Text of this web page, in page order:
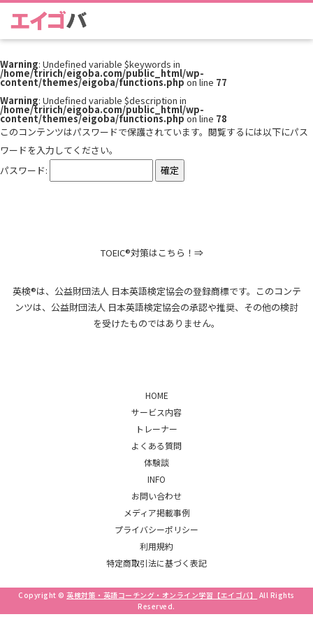
Warning: Undefined variable $keywords in
/home/tririch/eigoba.com/public_html/wp-
content/themes/eigoba/functions.php on line 77
Warning: Undefined variable $description in
/home/tririch/eigoba.com/public_html/wp-
content/themes/eigoba/functions.php on line 78
このコンテンツはパスワードで保護されています。閲覧するには以下にパス
ワードを入力してください。
パスワード:
TOEIC®対策はこちら！⇒
英検®は、公益財団法人 日本英語検定協会の登録商標です。 このコンテ
ンツは、公益財団法人 日本英語検定協会の承認や推奨、その他の検討
を受けたものではありません。
HOME
サービス内容
トレーナー
よくある質問
体験談
INFO
お問い合わせ
メディア掲載事例
プライバシーポリシー
利用規約
特定商取引法に基づく表記
Copyright ©英検対策・英語コーチング・オンライン学習【エイゴバ】
All Rights
Reserved.